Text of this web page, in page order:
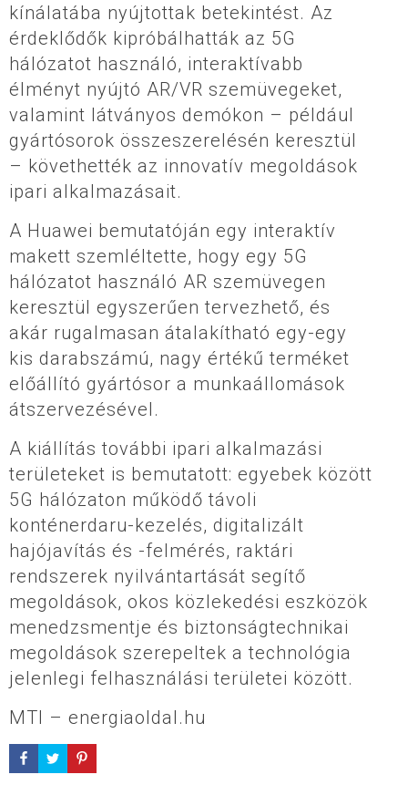
kínálatába nyújtottak betekintést. Az
érdeklődők kipróbálhatták az 5G
hálózatot használó, interaktívabb
élményt nyújtó AR/VR szemüvegeket,
valamint látványos demókon – például
gyártósorok összeszerelésén keresztül
– követhették az innovatív megoldások
ipari alkalmazásait.
A Huawei bemutatóján egy interaktív
makett szemléltette, hogy egy 5G
hálózatot használó AR szemüvegen
keresztül egyszerűen tervezhető, és
akár rugalmasan átalakítható egy-egy
kis darabszámú, nagy értékű terméket
előállító gyártósor a munkaállomások
átszervezésével.
A kiállítás további ipari alkalmazási
területeket is bemutatott: egyebek között
5G hálózaton működő távoli
konténerdaru-kezelés, digitalizált
hajójavítás és -felmérés, raktári
rendszerek nyilvántartását segítő
megoldások, okos közlekedési eszközök
menedzsmentje és biztonságtechnikai
megoldások szerepeltek a technológia
jelenlegi felhasználási területei között.
MTI – energiaoldal.hu